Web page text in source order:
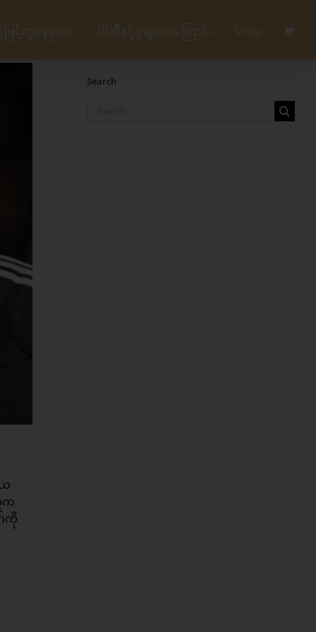
ြင့်လူနေမှုဘဝ ပါတီနှင့်ပွဲများအကြောင်း Shop
က
ကို
Search